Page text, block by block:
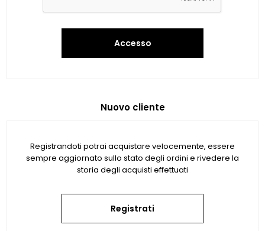
Nuovo cliente
Registrandoti potrai acquistare velocemente, essere
sempre aggiornato sullo stato degli ordini e rivedere la
storia degli acquisti effettuati
Registrati
Accesso